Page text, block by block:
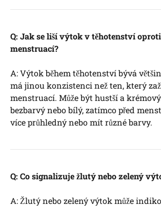
Q: Jak se liší výtok v těhotenství
menstruací?
A: Výtok během těhotenství bývá
má jinou konzistenci než ten, který
menstruací. Může být hustší a
bezbarvý nebo bílý, zatímco před
více průhledný nebo mít různé barvy.
Q: Co signalizuje žlutý nebo zelený
A: Žlutý nebo zelený výtok může